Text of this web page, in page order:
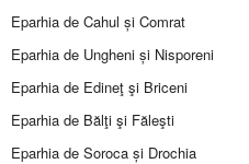
Eparhia de Cahul și Comrat
Eparhia de Ungheni și Nisporeni
Eparhia de Edineţ şi Briceni
Eparhia de Bălţi şi Făleşti
Eparhia de Soroca și Drochia